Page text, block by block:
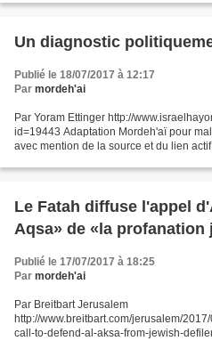
Un diagnostic
Publié le 18/07/2017 à 12:17
Par mordeh'ai
Par Yoram Ettinger http://
id=19443 Adaptation Mordeh'aï pour
avec mention de la source et du lien
Le Fatah diffuse l'appel
Aqsa» de «la profanation
Publié le 17/07/2017 à 18:25
Par mordeh'ai
Par Breitbart Jerusalem
http://www.breitbart.com/jerusalem/
call-to-defend-al-aksa-from-jewish-